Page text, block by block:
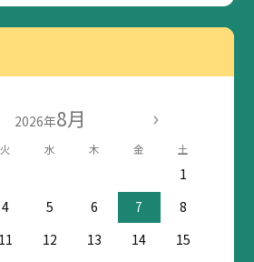
2026年8月
火 水 木 金 土
1
4 5 6 7
8
11 12 13 14
15